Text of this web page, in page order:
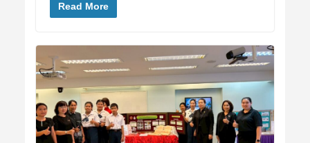
Read More